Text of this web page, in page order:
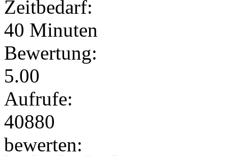
Zeitbedarf:
40 Minuten
Bewertung:
5.00
Aufrufe:
40880
bewerten: